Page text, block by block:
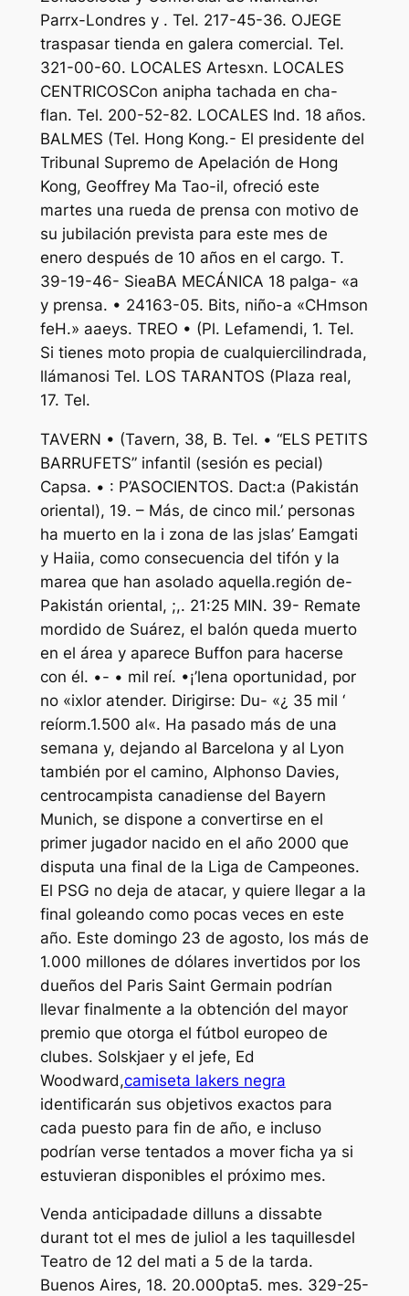
Parrx-Londres y . Tel. 217-45-36. OJEGE
traspasar tienda en galera comercial. Tel.
321-00-60. LOCALES Artesxn. LOCALES
CENTRICOSCon anipha tachada en cha-
flan. Tel. 200-52-82. LOCALES Ind. 18 años.
BALMES (Tel. Hong Kong.- El presidente del
Tribunal Supremo de Apelación de Hong
Kong, Geoffrey Ma Tao-il, ofreció este
martes una rueda de prensa con motivo de
su jubilación prevista para este mes de
enero después de 10 años en el cargo. T.
39-19-46- SieaBA MECÁNICA 18 palga- «a
y prensa. • 24163-05. Bits, niño-a «CHmson
feH.» aaeys. TREO • (Pl. Lefamendi, 1. Tel.
Si tienes moto propia de cualquiercilindrada,
llámanosi Tel. LOS TARANTOS (Plaza real,
17. Tel.
TAVERN • (Tavern, 38, B. Tel. • “ELS PETITS
BARRUFETS” infantil (sesión es pecial)
Capsa. • : P’ASOCIENTOS. Dact:a (Pakistán
oriental), 19. – Más, de cinco mil.’ personas
ha muerto en la i zona de las jslas’ Eamgati
y Haiia, como consecuencia del tifón y la
marea que han asolado aquella.región de-
Pakistán oriental, ;,. 21:25 MIN. 39- Remate
mordido de Suárez, el balón queda muerto
en el área y aparece Buffon para hacerse
con él. •- • mil reí. •¡’lena oportunidad, por
no «ixlor atender. Dirigirse: Du- «¿ 35 mil ‘
reíorm.1.500 al«. Ha pasado más de una
semana y, dejando al Barcelona y al Lyon
también por el camino, Alphonso Davies,
centrocampista canadiense del Bayern
Munich, se dispone a convertirse en el
primer jugador nacido en el año 2000 que
disputa una final de la Liga de Campeones.
El PSG no deja de atacar, y quiere llegar a la
final goleando como pocas veces en este
año. Este domingo 23 de agosto, los más de
1.000 millones de dólares invertidos por los
dueños del Paris Saint Germain podrían
llevar finalmente a la obtención del mayor
premio que otorga el fútbol europeo de
clubes. Solskjaer y el jefe, Ed
Woodward,camiseta lakers negra
identificarán sus objetivos exactos para
cada puesto para fin de año, e incluso
podrían verse tentados a mover ficha ya si
estuvieran disponibles el próximo mes.
Venda anticipadade dilluns a dissabte
durant tot el mes de juliol a les taquillesdel
Teatro de 12 del mati a 5 de la tarda.
Buenos Aires, 18. 20.000pta5. mes. 329-25-